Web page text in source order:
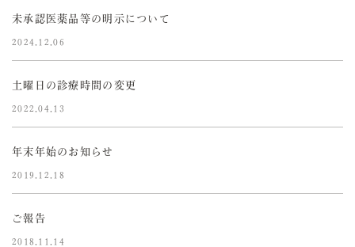
未承認医薬品等の明示について
2024.12.06
土曜日の診療時間の変更
2022.04.13
年末年始のお知らせ
2019.12.18
ご報告
2018.11.14